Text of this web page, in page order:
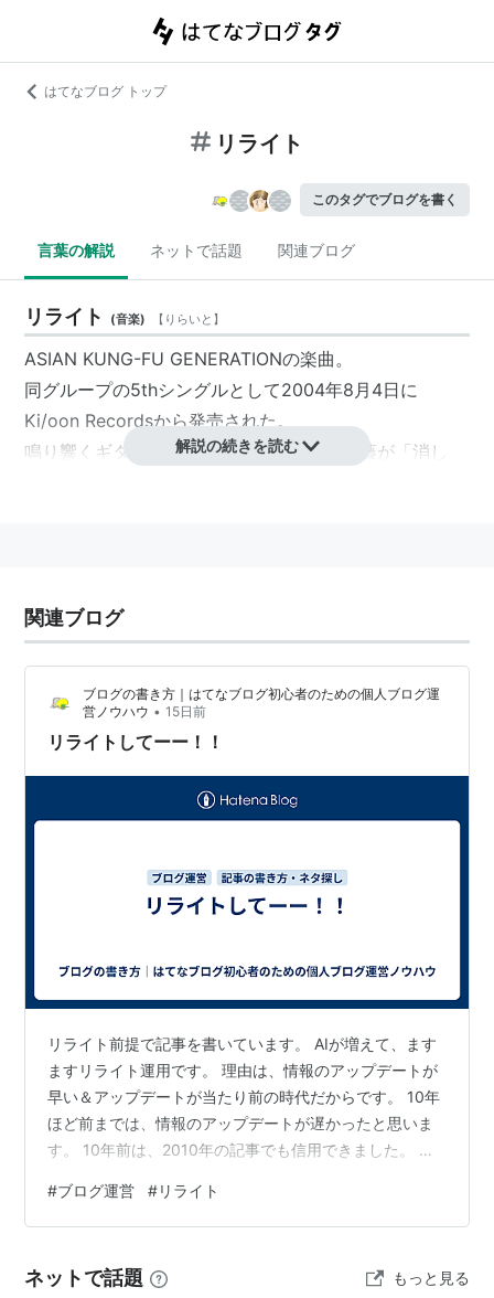
はてなブログ トップ
リライト
このタグでブログを書く
言葉の解説 ネットで話題 関連ブログ
リライト (音楽) 【 りらいと 】
ASIAN KUNG-FU GENERATIONの楽曲。
同グループの5thシングルとして2004年8月4日に
Ki/oon Recordsから発売された。
鳴り響くギターの音に乗せてボーカルの後藤が「消し
収録曲
1. リライト
2. 夕暮れの紅
アーティスト:ASIAN KUNG-FU
GENERATION,後藤正文
発売日:2004/08/04
クリック
: 75回
リスト ： リスト::曲タイトル
リライト (一般 【りらいと】
『Rewrite』
【re・write】
[動]（-wrote, -writ・ten） (他)
解説の続きを読む
関連ブログ
ブログの書き方｜はてなブログ初心者のための個人ブログ運
営ノウハウ • 15日前
リライトしてーー！！
リライト前提で記事を書いています。 AIが増えて、ます
ますリライト運用です。 理由は、情報のアップデートが
早い＆アップデートが当たり前の時代だからです。 10年
ほど前までは、情報のアップデートが遅かったと思いま
す。 10年前は、2010年の記事でも信用できました。 現
たら掲載している商品・サービス・お店がなくなってい
ることは多々あり。 SEOで評価される、読者に信頼され
情報をアップデートしましょう。 過去記事は定期的にリ
#ブログ運営 #リライト
ネットで話題 もっと見る